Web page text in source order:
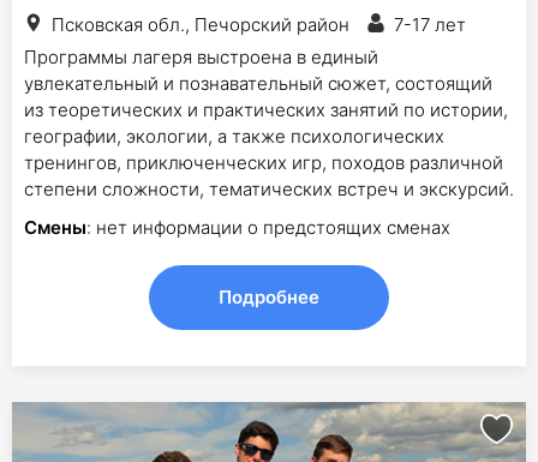
Псковская обл., Печорский район
7-17 лет
Программы лагеря выстроена в единый
увлекательный и познавательный сюжет, состоящий
из теоретических и практических занятий по истории,
географии, экологии, а также психологических
тренингов, приключенческих игр, походов различной
степени сложности, тематических встреч и экскурсий.
Смены: нет информации о предстоящих сменах
Подробнее